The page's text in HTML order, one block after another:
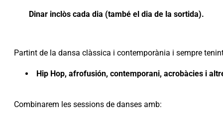
Dinar inclòs cada dia (també el dia de la sortida).
Partint de la dansa clàssica i contemporània i sempre
Hip Hop, afrofusión, contemporani, acrobàcies i
Combinarem les sessions de danses amb: